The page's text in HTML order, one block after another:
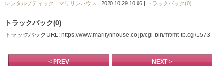
レンタルブティック マリリンハウス | 2020.10.29 10:06 | トラックバック(0)
トラックバック(0)
トラックバックURL: https://www.marilynhouse.co.jp/cgi-bin/mt/mt-tb.cgi/1573
< PREV NEXT >